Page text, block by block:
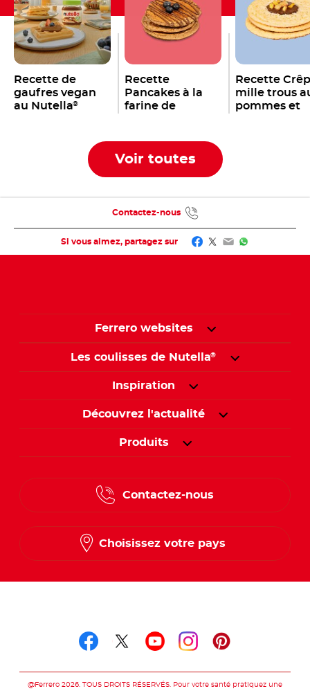
Recette de
gaufres vegan
au Nutella®
Recette
Pancakes à la
farine de
Recette
mille trous
pommes et
Voir toutes
Si vous aimez, partagez sur Facebook
Twitter
EmailWhatsApp
Contactez-nous
Ferrero websites
Les coulisses de Nutella®
Inspiration
Découvrez l'actualité
Produits
Contactez-nous
Choisissez votre pays
@Ferrero 2026. TOUS DROITS RÉSERVÉS. Pour votre santé pratiquez une